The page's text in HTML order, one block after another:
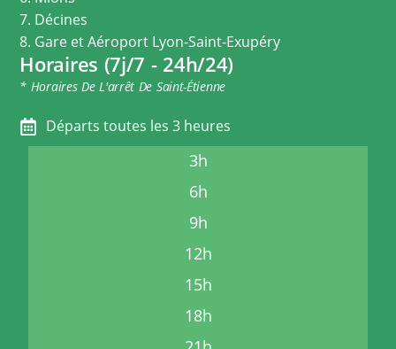
7. Décines
8. Gare et Aéroport Lyon-Saint-Exupéry
Horaires (7j/7 - 24h/24)
* Horaires De L'arrêt De Saint-Étienne
Départs toutes les 3 heures
3h
6h
9h
12h
15h
18h